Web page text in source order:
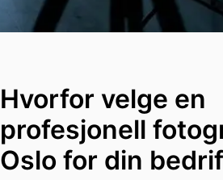
Hvorfor velge en
profesjonell
Oslo for din